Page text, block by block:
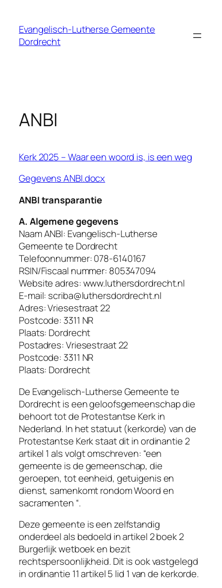
content
Evangelisch-Lutherse Gemeente
Dordrecht
ANBI
Kerk 2025 – Waar een woord is, is een weg
Gegevens ANBI.docx
ANBI transparantie
A. Algemene gegevens
Naam ANBI: Evangelisch-Lutherse
Gemeente te Dordrecht
Telefoonnummer: 078-6140167
RSIN/Fiscaal nummer: 805347094
Website adres: www.luthersdordrecht.nl
E-mail: scriba@luthersdordrecht.nl
Adres: Vriesestraat 22
Postcode: 3311 NR
Plaats: Dordrecht
Postadres: Vriesestraat 22
Postcode: 3311 NR
Plaats: Dordrecht
De Evangelisch-Lutherse Gemeente te
Dordrecht is een geloofsgemeenschap die
behoort tot de Protestantse Kerk in
Nederland. In het statuut (kerkorde) van de
Protestantse Kerk staat dit in ordinantie 2
artikel 1 als volgt omschreven: “een
gemeente is de gemeenschap, die
geroepen, tot eenheid, getuigenis en
dienst, samenkomt rondom Woord en
sacramenten “.
Deze gemeente is een zelfstandig
onderdeel als bedoeld in artikel 2 boek 2
Burgerlijk wetboek en bezit
rechtspersoonlijkheid. Dit is ook vastgelegd
in ordinantie 11 artikel 5 lid 1 van de kerkorde.